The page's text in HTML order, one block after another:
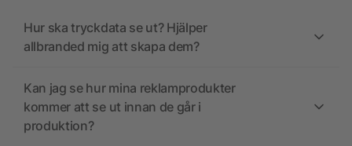
Hur ska tryckdata se ut? Hjälper
allbranded mig att skapa dem?
Kan jag se hur mina reklamprodukter
kommer att se ut innan de går i
produktion?